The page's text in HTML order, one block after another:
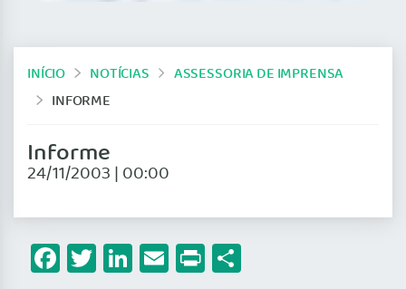
INÍCIO NOTÍCIAS
ASSESSORIA DE IMPRENSA
INFORME
Informe
24/11/2003 | 00:00
Facebook
Twitter
LinkedIn
Email
Print